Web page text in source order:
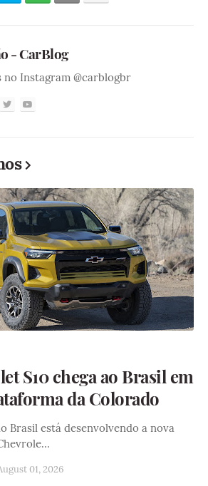
- CarBlog
no Instagram @carblogbr
S10 chega ao Brasil em
da Colorado
Brasil está desenvolvendo a nova
01, 2026